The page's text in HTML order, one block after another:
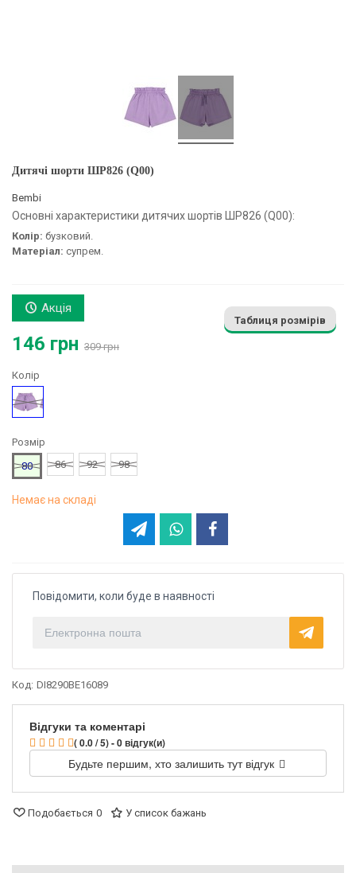
Дитячі шорти ШР826 (Q00)
Bembi
Основні характеристики дитячих шортів ШР826 (Q00):
Колір: бузковий.
Матеріал: супрем.
Акція
146 грн 309 грн
Таблиця розмірів
Колір
Фіолетовий
Розмір
80
86 92 98
Немає на складі
Повідомити, коли буде в наявності
Код: DI8290BE16089
Відгуки та коментарі
( 0.0 / 5) - 0 відгук(и)
Будьте першим, хто залишить тут відгук
Подобається 0 У список бажань